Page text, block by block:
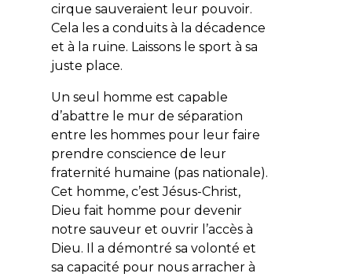
cirque sauveraient leur pouvoir.
Cela les a conduits à la décadence
et à la ruine. Laissons le sport à sa
juste place.
Un seul homme est capable
d’abattre le mur de séparation
entre les hommes pour leur faire
prendre conscience de leur
fraternité humaine (pas nationale).
Cet homme, c’est Jésus-Christ,
Dieu fait homme pour devenir
notre sauveur et ouvrir l’accès à
Dieu. Il a démontré sa volonté et
sa capacité pour nous arracher à